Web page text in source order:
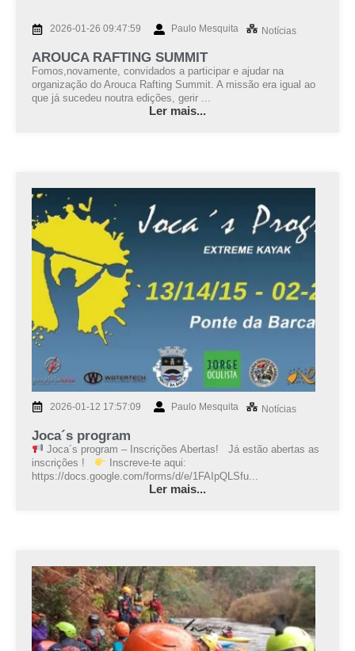
2026-01-26 09:47:59 Paulo Mesquita Notícias
AROUCA RAFTING SUMMIT
Fomos,novamente, convidados a participar e ajudar na
organização do Arouca Rafting Summit. A missão era igual ao
que já sucedeu noutra edições, gerir ...
Ler mais...
2026-01-12 17:57:09 Paulo Mesquita Notícias
Joca´s program
Joca´s program – Inscrições Abertas! Já estão abertas as
inscrições !
Inscreve-te aqui:
https://docs.google.com/forms/d/e/1FAIpQLSfu...
Ler mais...